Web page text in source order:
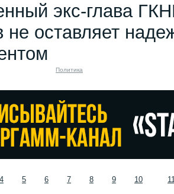
экс-глава
оставляет
Политика
4 5 6 7 8 9 10